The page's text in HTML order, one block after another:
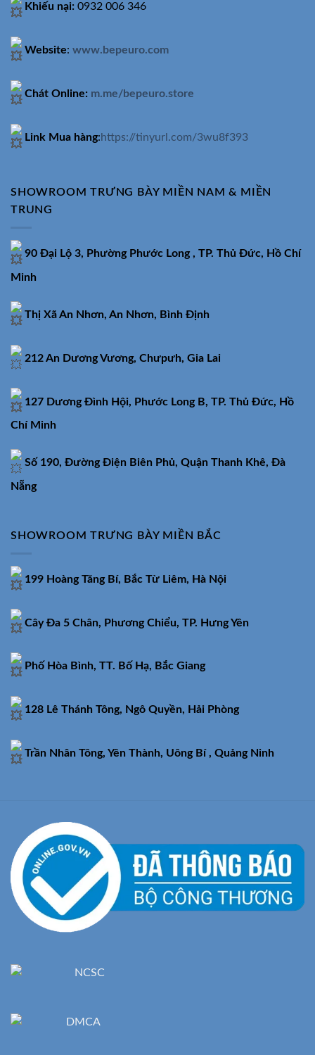
Khiếu nại: 0932 006 346
Website: www.bepeuro.com
Chát Online: m.me/bepeuro.store
Link Mua hàng:https://tinyurl.com/3wu8f393
SHOWROOM TRƯNG BÀY MIỀN NAM & MIỀN
TRUNG
90 Đại Lộ 3, Phường Phước Long , TP. Thủ Đức, Hồ Chí
Minh
Thị Xã An Nhơn, An Nhơn, Bình Định
212 An Dương Vương, Chưpưh, Gia Lai
127 Dương Đình Hội, Phước Long B, TP. Thủ Đức, Hồ
Chí Minh
Số 190, Đường Điện Biên Phủ, Quận Thanh Khê, Đà
Nẵng
SHOWROOM TRƯNG BÀY MIỀN BẮC
199 Hoàng Tăng Bí, Bắc Từ Liêm, Hà Nội
Cây Đa 5 Chân, Phương Chiểu, TP. Hưng Yên
Phố Hòa Bình, TT. Bố Hạ, Bắc Giang
128 Lê Thánh Tông, Ngô Quyền, Hải Phòng
Trần Nhân Tông, Yên Thành, Uông Bí , Quảng Ninh